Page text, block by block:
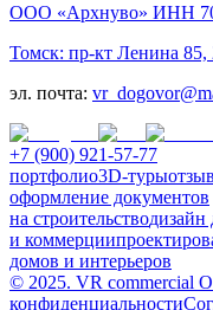
ООО «Архнуво» ИНН
Томск: пр-кт Ленина 85,
эл. почта:
+7 (900) 921-57-77
портфолио3D-туры
оформление документов
на строительстводизайн
и коммерции
домов и интерьеров
© 2025. VR commercial
конфиденциальности